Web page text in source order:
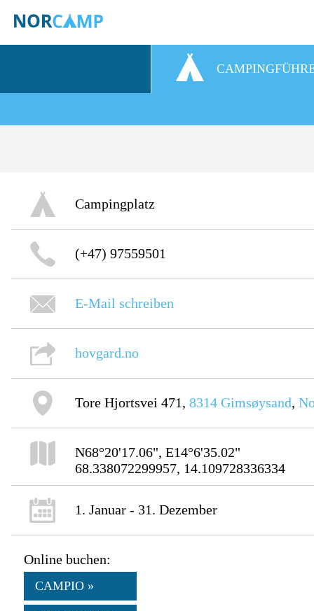
Campingplatz
(+47) 97559501
E-Mail schreiben
hovgard.no
Tore Hjortsvei 471,8314 Gimsøysand,
N68°20'17.06", E14°6'35.02"
68.338072299957, 14.109728336334
1. Januar - 31. Dezember
Online buchen:
CAMPIO »